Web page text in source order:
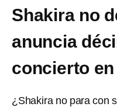
Shakira no
anuncia
concierto en
¿Shakira no para con